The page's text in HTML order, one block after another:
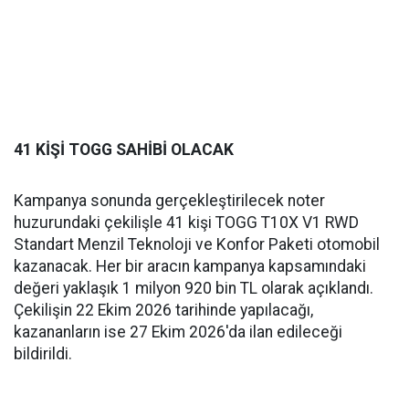
41 KİŞİ TOGG SAHİBİ OLACAK
Kampanya sonunda gerçekleştirilecek noter
huzurundaki çekilişle 41 kişi TOGG T10X V1 RWD
Standart Menzil Teknoloji ve Konfor Paketi otomobil
kazanacak. Her bir aracın kampanya kapsamındaki
değeri yaklaşık 1 milyon 920 bin TL olarak açıklandı.
Çekilişin 22 Ekim 2026 tarihinde yapılacağı,
kazananların ise 27 Ekim 2026'da ilan edileceği
bildirildi.